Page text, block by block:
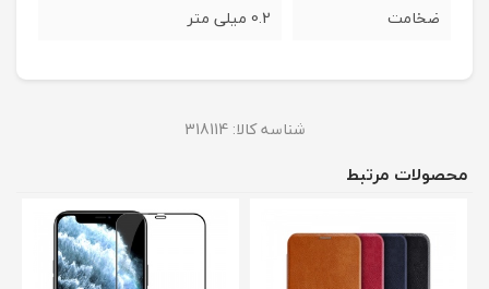
ضخامت 0.2 میلی متر
شناسه کالا: 318114
محصولات مرتبط